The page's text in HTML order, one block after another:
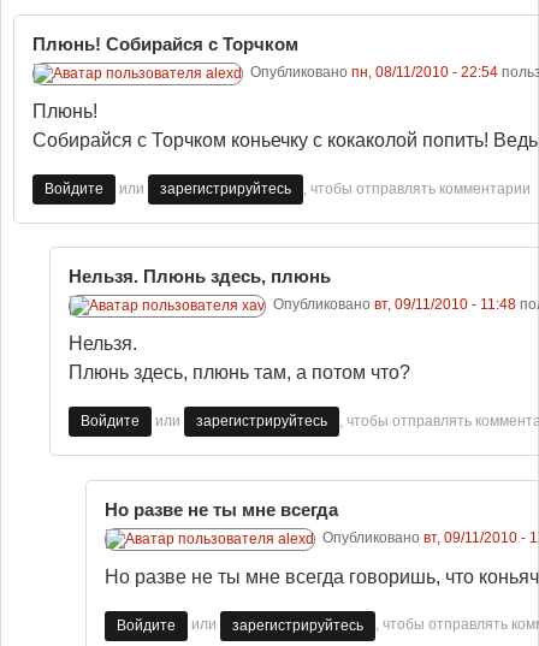
Плюнь! Собирайся с Торчком
Опубликовано пн, 08/11/2010 - 22:54
Плюнь!
Собирайся с Торчком коньечку с кокаколой попить!
Войдите или зарегистрируйтесь , чтобы отправлять комментарии
Нельзя. Плюнь здесь, плюнь
Опубликовано вт, 09/11/2010 - 11:48
Нельзя.
Плюнь здесь, плюнь там, а потом что?
Войдите или зарегистрируйтесь , чтобы отправлять
Но разве не ты мне всегда
Опубликовано вт, 09/11/2010 -
Но разве не ты мне всегда говоришь, что
Войдите или зарегистрируйтесь , чтобы отправлять